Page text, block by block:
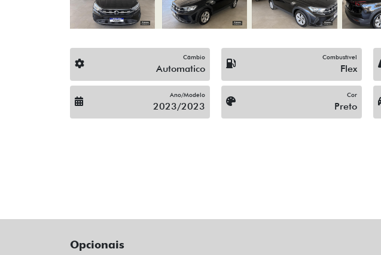
Câmbio
Automatico
Combustível
Flex
Ano/Modelo
2023/2023
Cor
Preto
Opcionais